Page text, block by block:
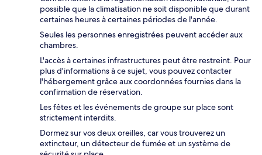
possible que la climatisation ne soit disponible que durant
certaines heures à certaines périodes de l'année.
Seules les personnes enregistrées peuvent accéder aux
chambres.
L'accès à certaines infrastructures peut être restreint. Pour
plus d'informations à ce sujet, vous pouvez contacter
l'hébergement grâce aux coordonnées fournies dans la
confirmation de réservation.
Les fêtes et les événements de groupe sur place sont
strictement interdits.
Dormez sur vos deux oreilles, car vous trouverez un
extincteur, un détecteur de fumée et un système de